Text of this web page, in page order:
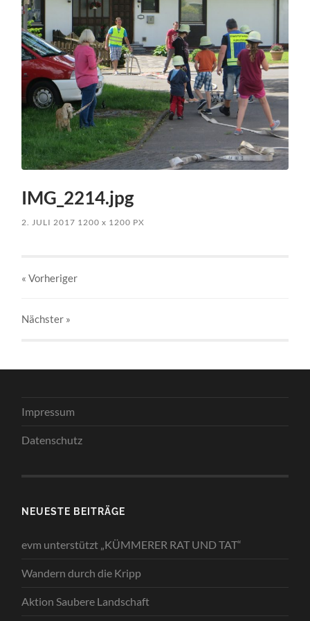
IMG_2214.jpg
2. JULI 2017 1200x 1200 PX
« Vorheriger
Nächster »
Impressum
Datenschutz
NEUESTE BEITRÄGE
evm unterstützt „KÜMMERER RAT UND TAT“
Wandern durch die Kripp
Aktion Saubere Landschaft